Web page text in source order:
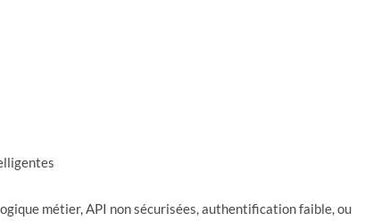
métier, API non sécurisées, authentification faible, ou